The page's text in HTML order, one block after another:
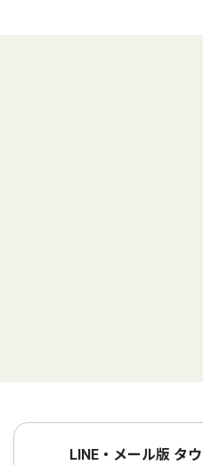
LINE・メール版 タ